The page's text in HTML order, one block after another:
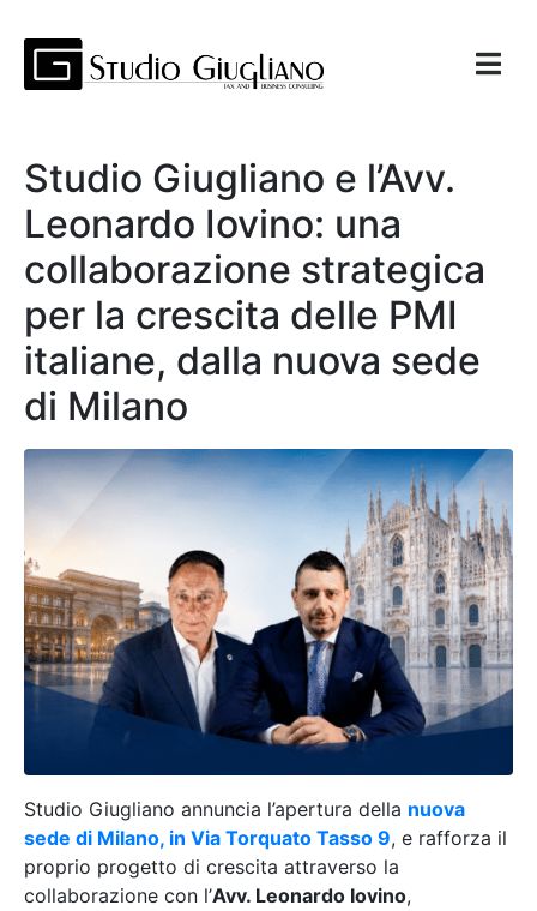
Studio Giugliano e l’Avv.
Leonardo Iovino: una
collaborazione strategica
per la crescita delle PMI
italiane, dalla nuova sede
di Milano
Studio Giugliano annuncia l’apertura della nuova
sede di Milano, in Via Torquato Tasso 9, e rafforza il
proprio progetto di crescita attraverso la
collaborazione con l’Avv. Leonardo Iovino,